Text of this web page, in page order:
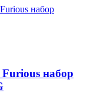
набор